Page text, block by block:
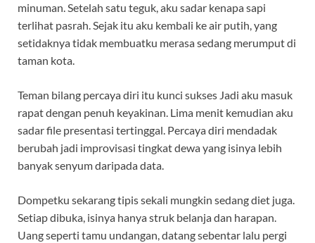
minuman. Setelah satu teguk, aku sadar kenapa sapi
terlihat pasrah. Sejak itu aku kembali ke air putih, yang
setidaknya tidak membuatku merasa sedang merumput di
taman kota.
Teman bilang percaya diri itu kunci sukses Jadi aku masuk
rapat dengan penuh keyakinan. Lima menit kemudian aku
sadar file presentasi tertinggal. Percaya diri mendadak
berubah jadi improvisasi tingkat dewa yang isinya lebih
banyak senyum daripada data.
Dompetku sekarang tipis sekali mungkin sedang diet juga.
Setiap dibuka, isinya hanya struk belanja dan harapan.
Uang seperti tamu undangan, datang sebentar lalu pergi